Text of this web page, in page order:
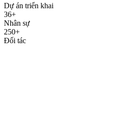
Dự án triển khai
36+
Nhân sự
250+
Đối tác